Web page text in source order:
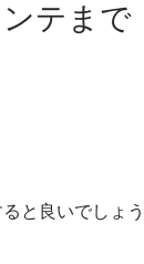
テまで
と良いでしょう